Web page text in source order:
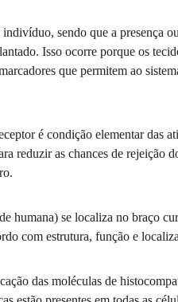
sendo que a presença
Isso ocorre porque os
que permitem ao
é condição elementar das
reduzir as chances de rejeição
se localiza no braço
com estrutura, função e
das moléculas de